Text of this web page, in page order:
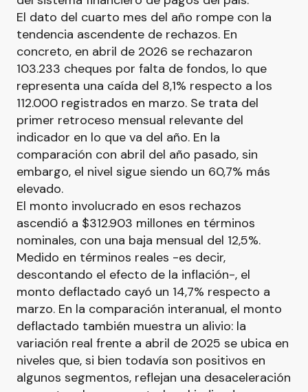
El dato del cuarto mes del año rompe con la
tendencia ascendente de rechazos. En
concreto, en abril de 2026 se rechazaron
103.233 cheques por falta de fondos, lo que
representa una caída del 8,1% respecto a los
112.000 registrados en marzo. Se trata del
primer retroceso mensual relevante del
indicador en lo que va del año. En la
comparación con abril del año pasado, sin
embargo, el nivel sigue siendo un 60,7% más
elevado.
El monto involucrado en esos rechazos
ascendió a $312.903 millones en términos
nominales, con una baja mensual del 12,5%.
Medido en términos reales -es decir,
descontando el efecto de la inflación-, el
monto deflactado cayó un 14,7% respecto a
marzo. En la comparación interanual, el monto
deflactado también muestra un alivio: la
variación real frente a abril de 2025 se ubica en
niveles que, si bien todavía son positivos en
algunos segmentos, reflejan una desaceleración